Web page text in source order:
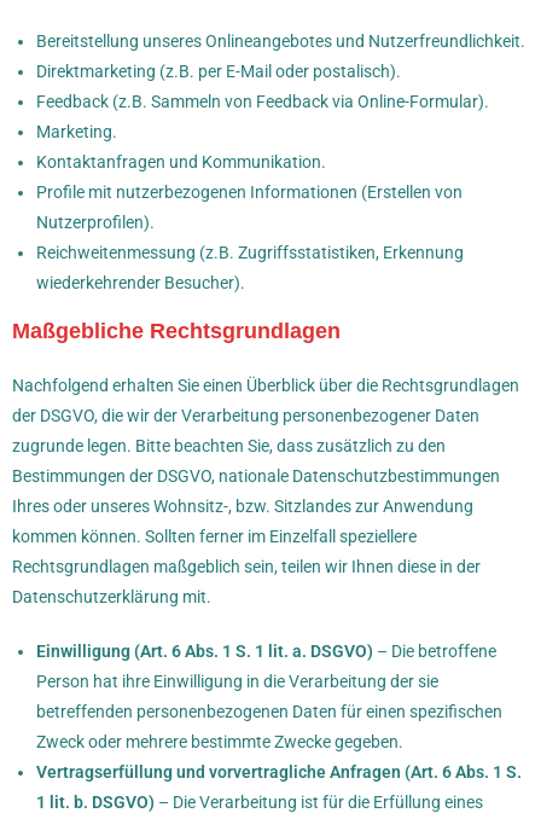
Bereitstellung unseres Onlineangebotes und Nutzerfreundlichkeit.
Direktmarketing (z.B. per E-Mail oder postalisch).
Feedback (z.B. Sammeln von Feedback via Online-Formular).
Marketing.
Kontaktanfragen und Kommunikation.
Profile mit nutzerbezogenen Informationen (Erstellen von
Nutzerprofilen).
Reichweitenmessung (z.B. Zugriffsstatistiken, Erkennung
wiederkehrender Besucher).
Maßgebliche Rechtsgrundlagen
Nachfolgend erhalten Sie einen Überblick über die Rechtsgrundlagen
der DSGVO, die wir der Verarbeitung personenbezogener Daten
zugrunde legen. Bitte beachten Sie, dass zusätzlich zu den
Bestimmungen der DSGVO, nationale Datenschutzbestimmungen
Ihres oder unseres Wohnsitz-, bzw. Sitzlandes zur Anwendung
kommen können. Sollten ferner im Einzelfall speziellere
Rechtsgrundlagen maßgeblich sein, teilen wir Ihnen diese in der
Datenschutzerklärung mit.
Einwilligung (Art. 6 Abs. 1 S. 1 lit. a. DSGVO) – Die betroffene
Person hat ihre Einwilligung in die Verarbeitung der sie
betreffenden personenbezogenen Daten für einen spezifischen
Zweck oder mehrere bestimmte Zwecke gegeben.
Vertragserfüllung und vorvertragliche Anfragen (Art. 6 Abs. 1 S.
1 lit. b. DSGVO) – Die Verarbeitung ist für die Erfüllung eines